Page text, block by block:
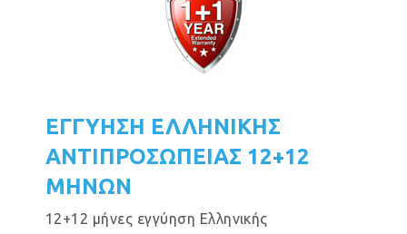
ΕΓΓΥΗΣΗ ΕΛΛΗΝΙΚΗΣ
ΑΝΤΙΠΡΟΣΩΠΕΙΑΣ 12+12
ΜΗΝΩΝ
12+12 μήνες εγγύηση Ελληνικής